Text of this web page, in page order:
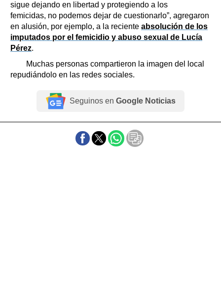
sigue dejando en libertad y protegiendo a los
femicidas, no podemos dejar de cuestionarlo”, agregaron
en alusión, por ejemplo, a la reciente absolución de los
imputados por el femicidio y abuso sexual de Lucía
Pérez.
Muchas personas compartieron la imagen del local
repudiándolo en las redes sociales.
Seguinos en Google Noticias